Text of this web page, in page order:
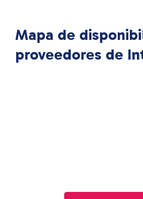
Mapa de
proveedores de